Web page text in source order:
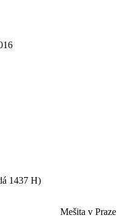
dhú l qadá 1437 H)
Mešita v Praze